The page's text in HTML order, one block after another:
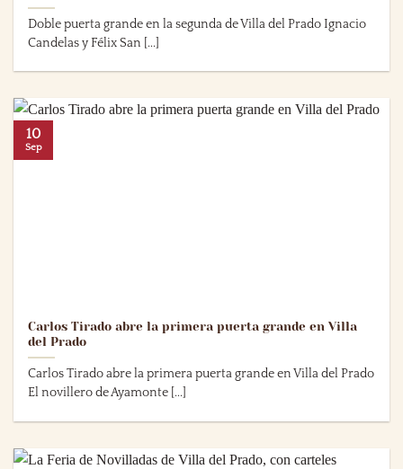
Doble puerta grande en la segunda de Villa del Prado Ignacio
Candelas y Félix San [...]
Carlos Tirado abre la primera puerta grande en Villa
del Prado
Carlos Tirado abre la primera puerta grande en Villa del Prado
El novillero de Ayamonte [...]
10
Sep